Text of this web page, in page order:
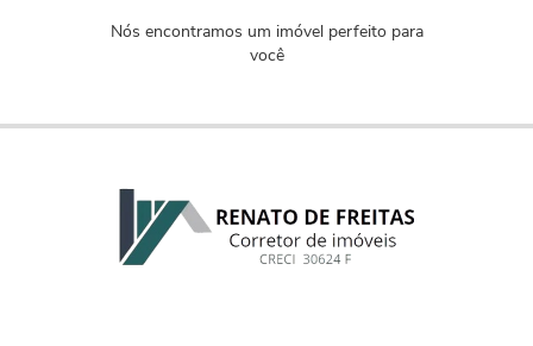
Nós encontramos um imóvel perfeito para
você